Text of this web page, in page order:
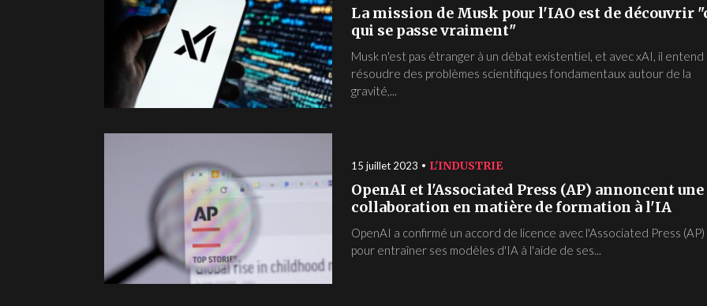
La mission de Musk pour l'IAO est de découvrir
qui se passe vraiment"
Musk n'est pas étranger à un débat existentiel, et avec xAI, il entend
résoudre des problèmes scientifiques fondamentaux autour de la
gravité,...
15 juillet 2023 L'INDUSTRIE
OpenAI et l'Associated Press (AP) annoncent une
collaboration en matière de formation à l'IA
OpenAI a confirmé un accord de licence avec l'Associated Press (AP)
pour entraîner ses modèles d'IA à l'aide de ses...